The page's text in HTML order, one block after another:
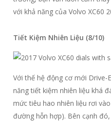
với khả năng của Volvo XC60
Tiết Kiệm Nhiên Liệu (8/10)
Với thế hệ động cơ mới Drive-
năng tiết kiệm nhiên liệu khá
mức tiêu hao nhiên liệu rơi
đường hỗn hợp). Bên cạnh